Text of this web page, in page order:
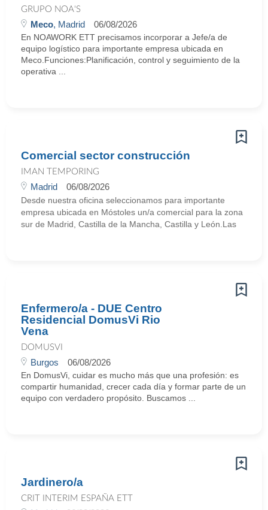
GRUPO NOA'S
Meco, Madrid 06/08/2026
En NOAWORK ETT precisamos incorporar a Jefe/a de
equipo logístico para importante empresa ubicada en
Meco.Funciones:Planificación, control y seguimiento de la
operativa ...
Comercial sector construcción
IMAN TEMPORING
Madrid 06/08/2026
Desde nuestra oficina seleccionamos para importante
empresa ubicada en Móstoles un/a comercial para la zona
sur de Madrid, Castilla de la Mancha, Castilla y León.Las
Enfermero/a - DUE Centro
Residencial DomusVi Rio
Vena
DOMUSVI
Burgos 06/08/2026
En DomusVi, cuidar es mucho más que una profesión: es
compartir humanidad, crecer cada día y formar parte de un
equipo con verdadero propósito. Buscamos ...
Jardinero/a
CRIT INTERIM ESPAÑA ETT